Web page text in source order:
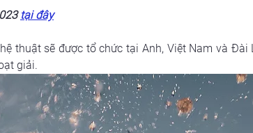
tại đây
thuật sẽ được tổ chức tại Anh, Việt Nam và Đài
giải.